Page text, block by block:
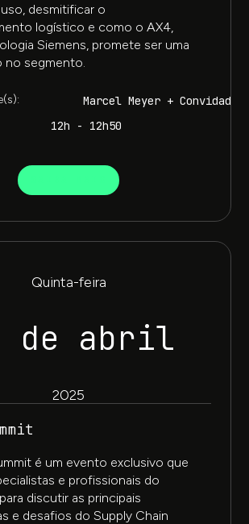
desmitificar o
logístico e como o AX4,
Siemens, promete ser uma
no segmento.
Marcel Meyer + Convidados
12h - 12h50
Quinta-feira
de abril
2025
é um evento exclusivo que
e profissionais do
discutir as principais
e desafios do Supply Chain